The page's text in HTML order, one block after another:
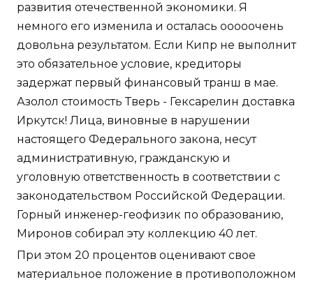
развития отечественной экономики. Я
немного его изменила и осталась ооооочень
довольна результатом. Если Кипр не выполнит
это обязательное условие, кредиторы
задержат первый финансовый транш в мае.
Азолол стоимость Тверь - Гексарелин доставка
Иркутск! Лица, виновные в нарушении
настоящего Федерального закона, несут
административную, гражданскую и
уголовную ответственность в соответствии с
законодательством Российской Федерации.
Горный инженер-геофизик по образованию,
Миронов собирал эту коллекцию 40 лет.
При этом 20 процентов оценивают свое
материальное положение в противоположном